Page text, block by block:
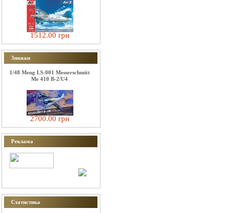
1512.00 грн
Знижки
1/48 Meng LS-001 Messerschmitt
Me 410 B-2/U4
2700.00 грн
Реклама
Статистика